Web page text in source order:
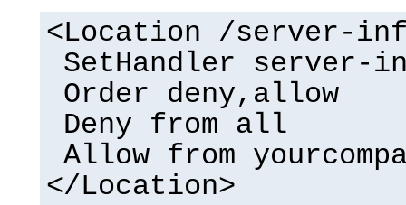
<Location /server-
SetHandler server-
Order deny,allow
Deny from all
Allow from
</Location>